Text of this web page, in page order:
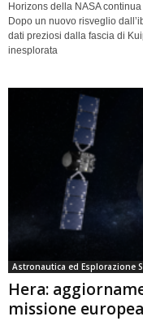
Horizons della NASA
Dopo un nuovo risveglio
dati preziosi dalla fascia di
inesplorata
Astronautica ed Esplorazione
Hera:
missione